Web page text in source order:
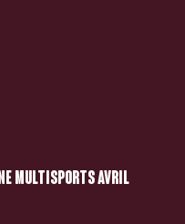
MULTISPORTS AVRIL